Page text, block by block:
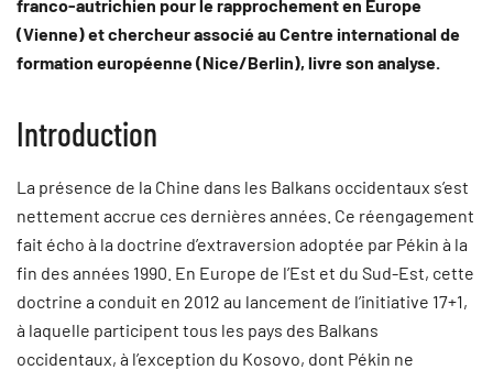
franco-autrichien pour le rapprochement en Europe
(Vienne) et chercheur associé au Centre international de
formation européenne (Nice/Berlin), livre son analyse.
Introduction
La présence de la Chine dans les Balkans occidentaux s’est
nettement accrue ces dernières années. Ce réengagement
fait écho à la doctrine d’extraversion adoptée par Pékin à la
fin des années 1990. En Europe de l’Est et du Sud-Est, cette
doctrine a conduit en 2012 au lancement de l’initiative 17+1,
à laquelle participent tous les pays des Balkans
occidentaux, à l’exception du Kosovo, dont Pékin ne